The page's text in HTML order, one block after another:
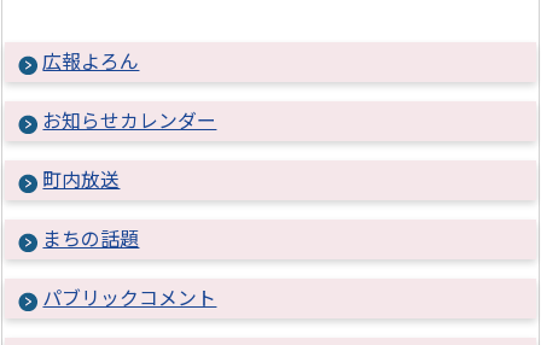
広報よろん
お知らせカレンダー
町内放送
まちの話題
パブリックコメント